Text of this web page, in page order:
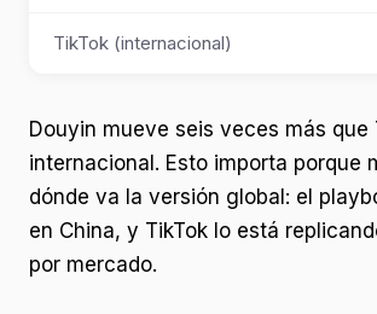
TikTok (internacional)
Douyin mueve seis veces más que
internacional. Esto importa porque
dónde va la versión global: el
en China, y TikTok lo está
por mercado.